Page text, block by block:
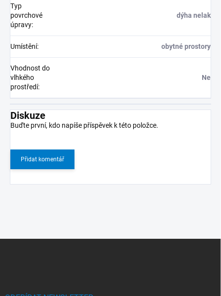
Typ
povrchové
úpravy:
dýha nelak
Umístění: obytné prostory
Vhodnost do
vlhkého
prostředí:
Ne
Diskuze
Buďte první, kdo napíše příspěvek k této položce.
Přidat komentář